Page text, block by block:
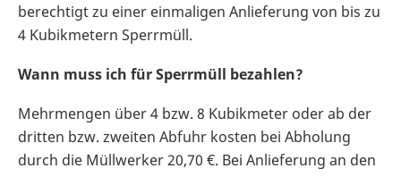
berechtigt zu einer einmaligen Anlieferung von bis zu
4 Kubikmetern Sperrmüll.
Wann muss ich für Sperrmüll bezahlen?
Mehrmengen über 4 bzw. 8 Kubikmeter oder ab der
dritten bzw. zweiten Abfuhr kosten bei Abholung
durch die Müllwerker 20,70 €. Bei Anlieferung an den